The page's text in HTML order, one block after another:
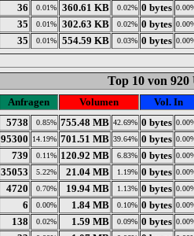
36 0.01% 360.61 KB 0.02% 0 bytes
35 0.01% 302.63 KB 0.02% 0 bytes
35 0.01% 554.59 KB 0.03% 0 bytes
Top 10 von
Anfragen Volumen
Vol. In
5738 0.85% 755.48 MB 42.69% 0 bytes
95300 14.19% 701.51 MB 39.64% 0 bytes
739 0.11% 120.92 MB 6.83% 0 bytes
35053 5.22% 21.04 MB 1.19% 0 bytes
4720 0.70% 19.94 MB 1.13% 0 bytes
6 0.00% 1.84 MB 0.10% 0 bytes
138 0.02% 1.59 MB 0.09% 0 bytes